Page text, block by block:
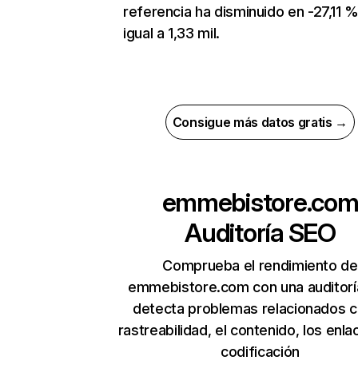
referencia ha disminuido en -27,11
igual a 1,33 mil.
Consigue más datos gratis →
emmebistore.com
Auditoría SEO
Comprueba el rendimiento de
emmebistore.com con una
detecta problemas relacionados
rastreabilidad, el contenido, los
codificación